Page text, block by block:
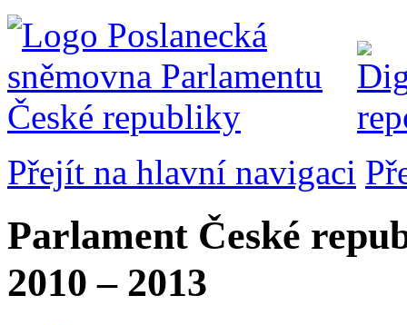
Přejít na hlavní navigaci
Parlament České
2010 – 2013